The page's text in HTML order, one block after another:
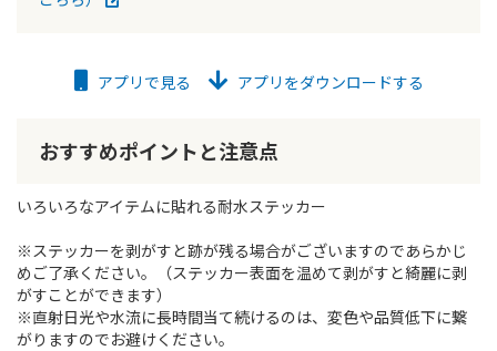
アプリで見る アプリをダウンロードする
おすすめポイントと注意点
いろいろなアイテムに貼れる耐水ステッカー
※ステッカーを剥がすと跡が残る場合がございますのであらかじ
めご了承ください。（ステッカー表面を温めて剥がすと綺麗に剥
がすことができます）
※直射日光や水流に長時間当て続けるのは、変色や品質低下に繋
がりますのでお避けください。